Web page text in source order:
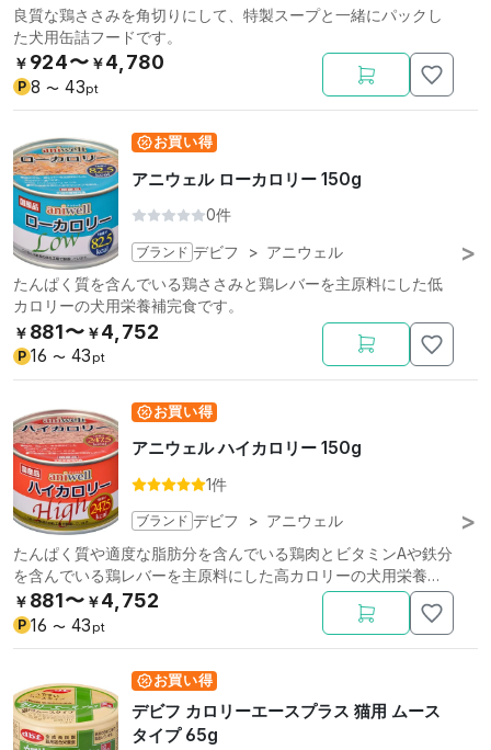
良質な鶏ささみを角切りにして、特製スープと一緒にパックし
た犬用缶詰フードです。
￥ 924〜 ￥4,780
P 8 〜 43pt
お買い得
アニウェル ローカロリー 150g
0件
ブランド デビフ > アニウェル
たんぱく質を含んでいる鶏ささみと鶏レバーを主原料にした低
カロリーの犬用栄養補完食です。
￥ 881〜 ￥4,752
P 16 〜 43 pt
お買い得
アニウェル ハイカロリー 150g
1件
ブランド デビフ > アニウェル
たんぱく質や適度な脂肪分を含んでいる鶏肉とビタミンAや鉄分
を含んでいる鶏レバーを主原料にした高カロリーの犬用栄養補
完食です。
￥ 881〜 ￥4,752
P 16 〜 43 pt
お買い得
デビフ カロリーエースプラス 猫用 ムース
タイプ 65g